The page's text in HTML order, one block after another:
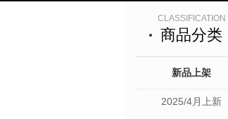
CLASSIFICATION
商品分类
新品上架
2025/4月上新